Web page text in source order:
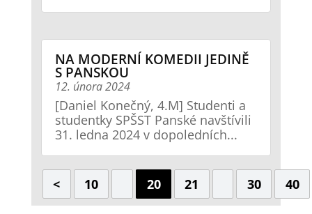
NA MODERNÍ KOMEDII JEDINĚ
S PANSKOU
12. února 2024
[Daniel Konečný, 4.M] Studenti a
studentky SPŠST Panské navštívili
31. ledna 2024 v dopoledních...
< 10 20 21 30 40